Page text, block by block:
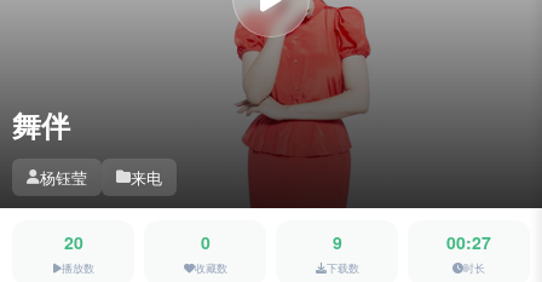
舞伴
杨钰莹 来电
20
播放数
0
收藏数
9
下载数
00:27
时长